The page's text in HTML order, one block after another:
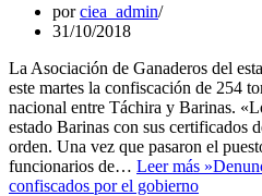
porciea_admin
31/10/2018
La Asociación de Ganaderos del
este martes la confiscación de 254
nacional entre Táchira y Barinas.
estado Barinas con sus certificados
orden. Una vez que pasaron el
funcionarios de… Leer más »
confiscados por el gobierno